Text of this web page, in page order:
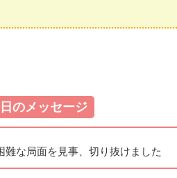
のメッセージ
な局面を見事、切り抜けました